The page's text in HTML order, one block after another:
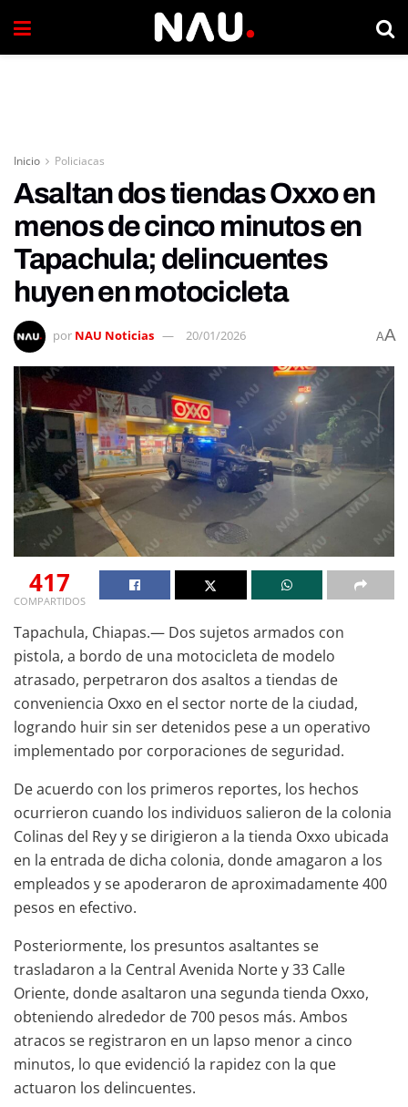
Inicio Policiacas
Asaltan dos tiendas Oxxo en
menos de cinco minutos en
Tapachula; delincuentes
huyen en motocicleta
por NAU Noticias 20/01/2026 AA
417
COMPARTIDOS
Tapachula, Chiapas.— Dos sujetos armados con
pistola, a bordo de una motocicleta de modelo
atrasado, perpetraron dos asaltos a tiendas de
conveniencia Oxxo en el sector norte de la ciudad,
logrando huir sin ser detenidos pese a un operativo
implementado por corporaciones de seguridad.
De acuerdo con los primeros reportes, los hechos
ocurrieron cuando los individuos salieron de la colonia
Colinas del Rey y se dirigieron a la tienda Oxxo ubicada
en la entrada de dicha colonia, donde amagaron a los
empleados y se apoderaron de aproximadamente 400
pesos en efectivo.
Posteriormente, los presuntos asaltantes se
trasladaron a la Central Avenida Norte y 33 Calle
Oriente, donde asaltaron una segunda tienda Oxxo,
obteniendo alrededor de 700 pesos más. Ambos
atracos se registraron en un lapso menor a cinco
minutos, lo que evidenció la rapidez con la que
actuaron los delincuentes.